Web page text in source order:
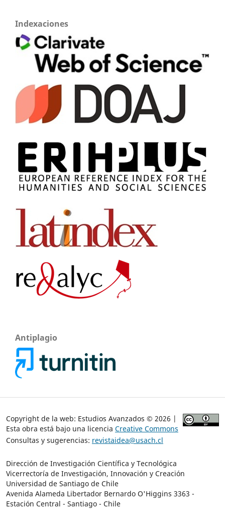
Indexaciones
Antiplagio
Copyright de la web: Estudios Avanzados © 2026 |
Esta obra está bajo una licencia Creative Commons
Consultas y sugerencias: revistaidea@usach.cl
Dirección de Investigación Científica y Tecnológica
Vicerrectoría de Investigación, Innovación y Creación
Universidad de Santiago de Chile
Avenida Alameda Libertador Bernardo O'Higgins 3363 -
Estación Central - Santiago - Chile